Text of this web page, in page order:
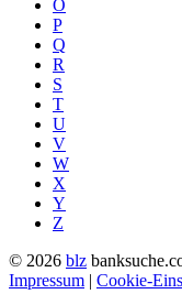
O
P
Q
R
S
T
U
V
W
X
Y
Z
© 2026 blz
Impressum | Cookie-